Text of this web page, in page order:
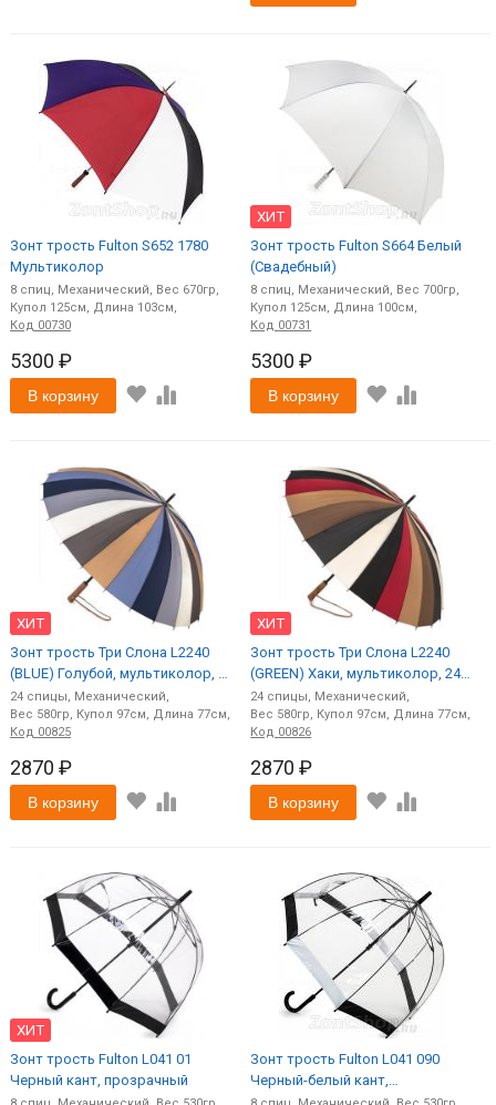
Зонт трость Fulton S652 1780
Мультиколор
8спиц Механический
670
125
103
Код 00730
5300 ₽
В корзину
ХИТ
Зонт трость Fulton S664 Белый
(Свадебный)
8 спиц Механический
700
125
100
Код 00731
5300 ₽
В корзину
ХИТ
Зонт трость Три Cлона L2240
(BLUE) Голубой, мультиколор, 24
спицы, ручка дерево
24спицы
Механический
580
97
77
Код 00825
2870 ₽
В корзину
ХИТ
Зонт трость Три Cлона L2240
(GREEN) Хаки, мультиколор, 24
спицы, ручка дерево
24 спицы
Механический
580
97
77
Код 00826
2870 ₽
В корзину
ХИТ
Зонт трость Fulton L041 01
Черный кант, прозрачный
Зонт трость Fulton L041 090
Черный-белый кант,
прозрачный